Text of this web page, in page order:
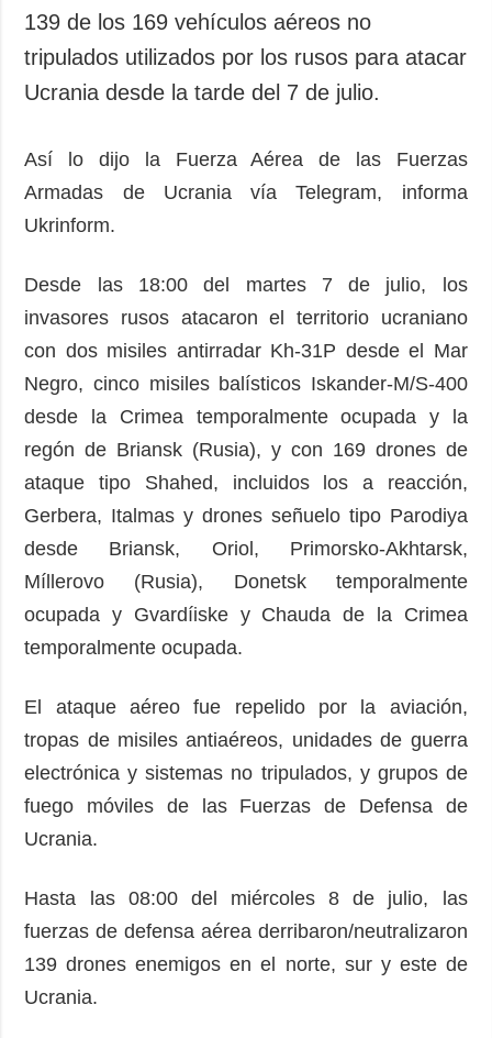
139 de los 169 vehículos aéreos no
tripulados utilizados por los rusos para atacar
Ucrania desde la tarde del 7 de julio.
Así lo dijo la Fuerza Aérea de las Fuerzas
Armadas de Ucrania vía Telegram, informa
Ukrinform.
Desde las 18:00 del martes 7 de julio, los
invasores rusos atacaron el territorio ucraniano
con dos misiles antirradar Kh-31P desde el Mar
Negro, cinco misiles balísticos Iskander-M/S-400
desde la Crimea temporalmente ocupada y la
regón de Briansk (Rusia), y con 169 drones de
ataque tipo Shahed, incluidos los a reacción,
Gerbera, Italmas y drones señuelo tipo Parodiya
desde Briansk, Oriol, Primorsko-Akhtarsk,
Míllerovo (Rusia), Donetsk temporalmente
ocupada y Gvardíiske y Chauda de la Crimea
temporalmente ocupada.
El ataque aéreo fue repelido por la aviación,
tropas de misiles antiaéreos, unidades de guerra
electrónica y sistemas no tripulados, y grupos de
fuego móviles de las Fuerzas de Defensa de
Ucrania.
Hasta las 08:00 del miércoles 8 de julio, las
fuerzas de defensa aérea derribaron/neutralizaron
139 drones enemigos en el norte, sur y este de
Ucrania.